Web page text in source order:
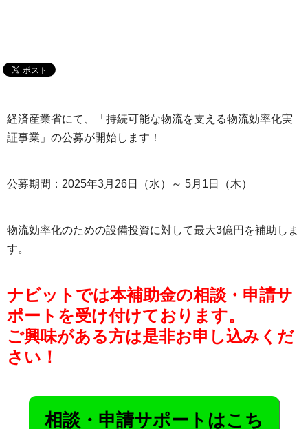
経済産業省にて、「持続可能な物流を支える物流効率化実
証事業」の公募が開始します！
公募期間：2025年3月26日（水）～ 5月1日（木）
物流効率化のための設備投資に対して最大3億円を補助しま
す。
ナビットでは本補助金の相談・申請サ
ポートを受け付けております。
ご興味がある方は是非お申し込みくだ
さい！
相談・申請サポートはこち